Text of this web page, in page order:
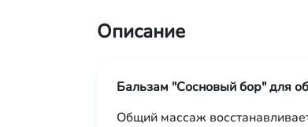
Описание
Бальзам "Сосновый бор" для
Общий массаж